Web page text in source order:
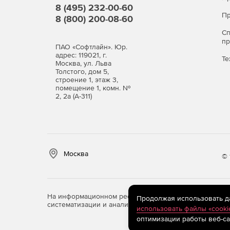
По числу защищаемых пользователей.
Антивирус
Антивирус + Центр управления
8 (495) 232-00-60
8 (800) 200-08-60
ПАО «Софтлайн». Юр.
адрес: 119021, г.
Москва, ул. Льва
Толстого, дом 5,
строение 1, этаж 3,
помещение 1, комн. №
2, 2а (А-311)
Москва ©
На информационном ресурсе store.softline.ru
систематизации и анализа сведений, относящихся
Продолжая использовать
использовать файлы
оптимизации работы веб-